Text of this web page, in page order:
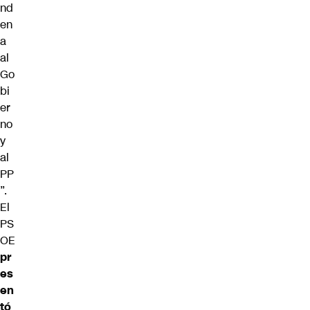
nd
en
a
al
Go
bi
er
no
y
al
PP
”.
El
PS
OE
pr
es
en
tó